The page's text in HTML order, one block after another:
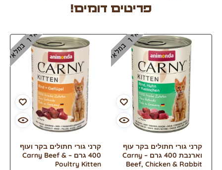
פריטים דומים!
קרני גורי חתולים בקר עוף
וארנבת 400 גרם – Carny
Beef, Chicken & Rabbit
אין במלאי
קרני גורי חתולים בקר ועוף
400 גרם – Carny Beef &
Poultry Kitten
אין במלאי